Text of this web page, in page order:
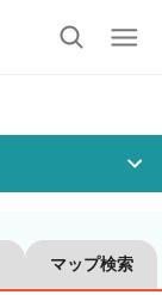
マップ検索